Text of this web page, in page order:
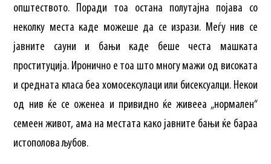
општеството. Поради тоа остана полутајна појава со
неколку места каде можеше да се изрази. Меѓу нив се
јавните сауни и бањи каде беше честа машката
проституција. Иронично е тоа што многу мажи од високата
и средната класа беа хомосексулаци или бисексуалци. Некои
од нив ќе се оженеа и привидно ќе живееа „нормален“
семеен живот, ама на местата како јавните бањи ќе бараа
истополова љубов.